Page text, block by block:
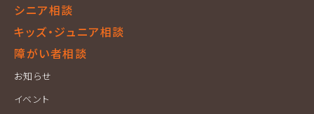
シニア相談
キッズ・ジュニア相談
障がい者相談
お知らせ
イベント